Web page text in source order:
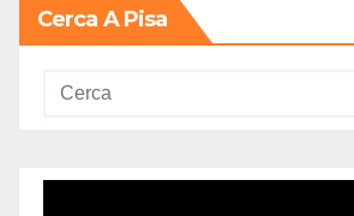
Cerca A Pisa